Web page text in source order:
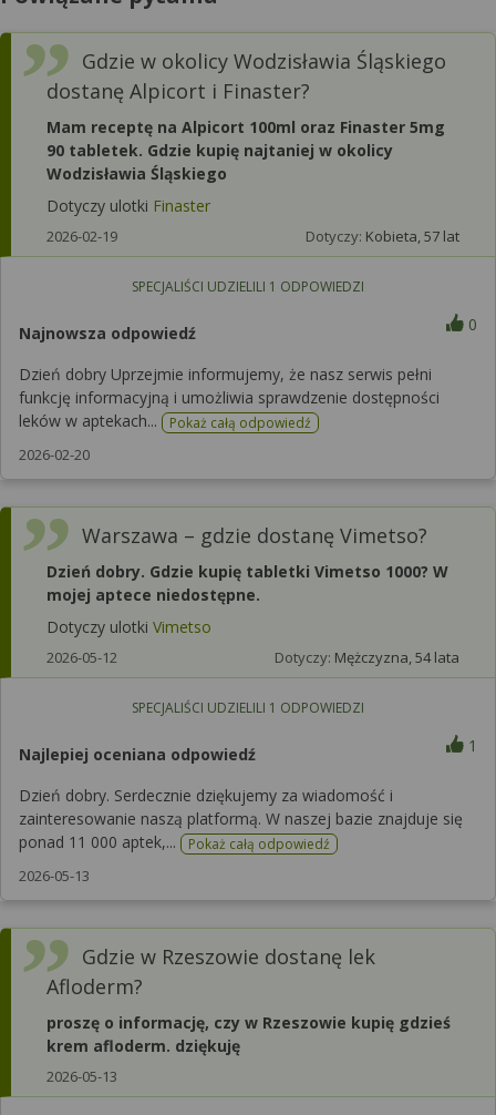
Gdzie w okolicy Wodzisławia Śląskiego
dostanę Alpicort i Finaster?
Mam receptę na Alpicort 100ml oraz Finaster 5mg
90 tabletek. Gdzie kupię najtaniej w okolicy
Wodzisławia Śląskiego
Dotyczy ulotki Finaster
2026-02-19 Dotyczy: Kobieta, 57 lat
SPECJALIŚCI UDZIELILI 1 ODPOWIEDZI
Najnowsza odpowiedź 0
Dzień dobry Uprzejmie informujemy, że nasz serwis pełni
funkcję informacyjną i umożliwia sprawdzenie dostępności
leków w aptekach...
Pokaż całą odpowiedź
2026-02-20
Warszawa – gdzie dostanę Vimetso?
Dzień dobry. Gdzie kupię tabletki Vimetso 1000? W
mojej aptece niedostępne.
Dotyczy ulotki Vimetso
2026-05-12 Dotyczy: Mężczyzna, 54 lata
SPECJALIŚCI UDZIELILI 1 ODPOWIEDZI
Najlepiej oceniana odpowiedź 1
Dzień dobry. Serdecznie dziękujemy za wiadomość i
zainteresowanie naszą platformą. W naszej bazie znajduje się
ponad 11 000 aptek,...
Pokaż całą odpowiedź
2026-05-13
Gdzie w Rzeszowie dostanę lek
Afloderm?
proszę o informację, czy w Rzeszowie kupię gdzieś
krem afloderm. dziękuję
2026-05-13